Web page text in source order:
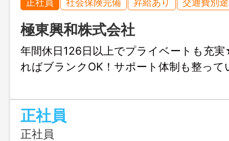
正社員 社会保険完備 昇給あり 交通費別
極東興和株式会社
年間休日126日以上でプライベートも充
ればブランクOK！サポート体制も整って
正社員
正社員